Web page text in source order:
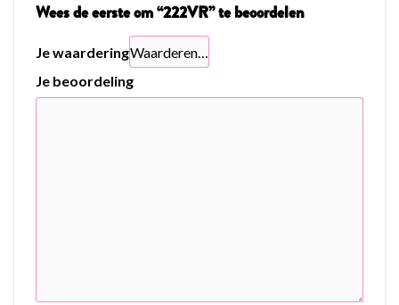
Wees de eerste om “222VR” te beoordelen
Je waardering
Je beoordeling